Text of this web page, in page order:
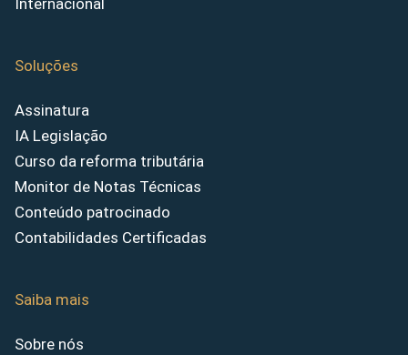
Internacional
Soluções
Assinatura
IA Legislação
Curso da reforma tributária
Monitor de Notas Técnicas
Conteúdo patrocinado
Contabilidades Certificadas
Saiba mais
Sobre nós